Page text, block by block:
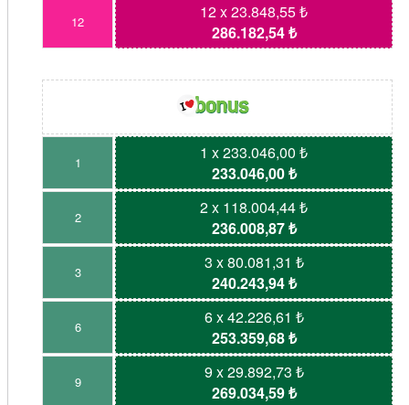
12
12 x 23.848,55 ₺
286.182,54 ₺
1
1 x 233.046,00 ₺
233.046,00 ₺
2
2 x 118.004,44 ₺
236.008,87 ₺
3
3 x 80.081,31 ₺
240.243,94 ₺
6
6 x 42.226,61 ₺
253.359,68 ₺
9
9 x 29.892,73 ₺
269.034,59 ₺